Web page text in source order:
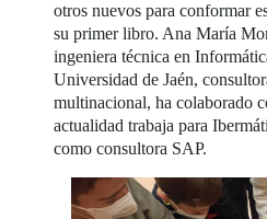
otros nuevos para conformar
su primer libro. Ana María
ingeniera técnica en
Universidad de Jaén,
multinacional, ha colaborado
actualidad trabaja para
como consultora SAP.